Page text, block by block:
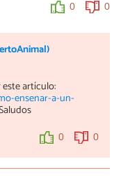
0 0
artículo:
ensenar-a-un-
0 0